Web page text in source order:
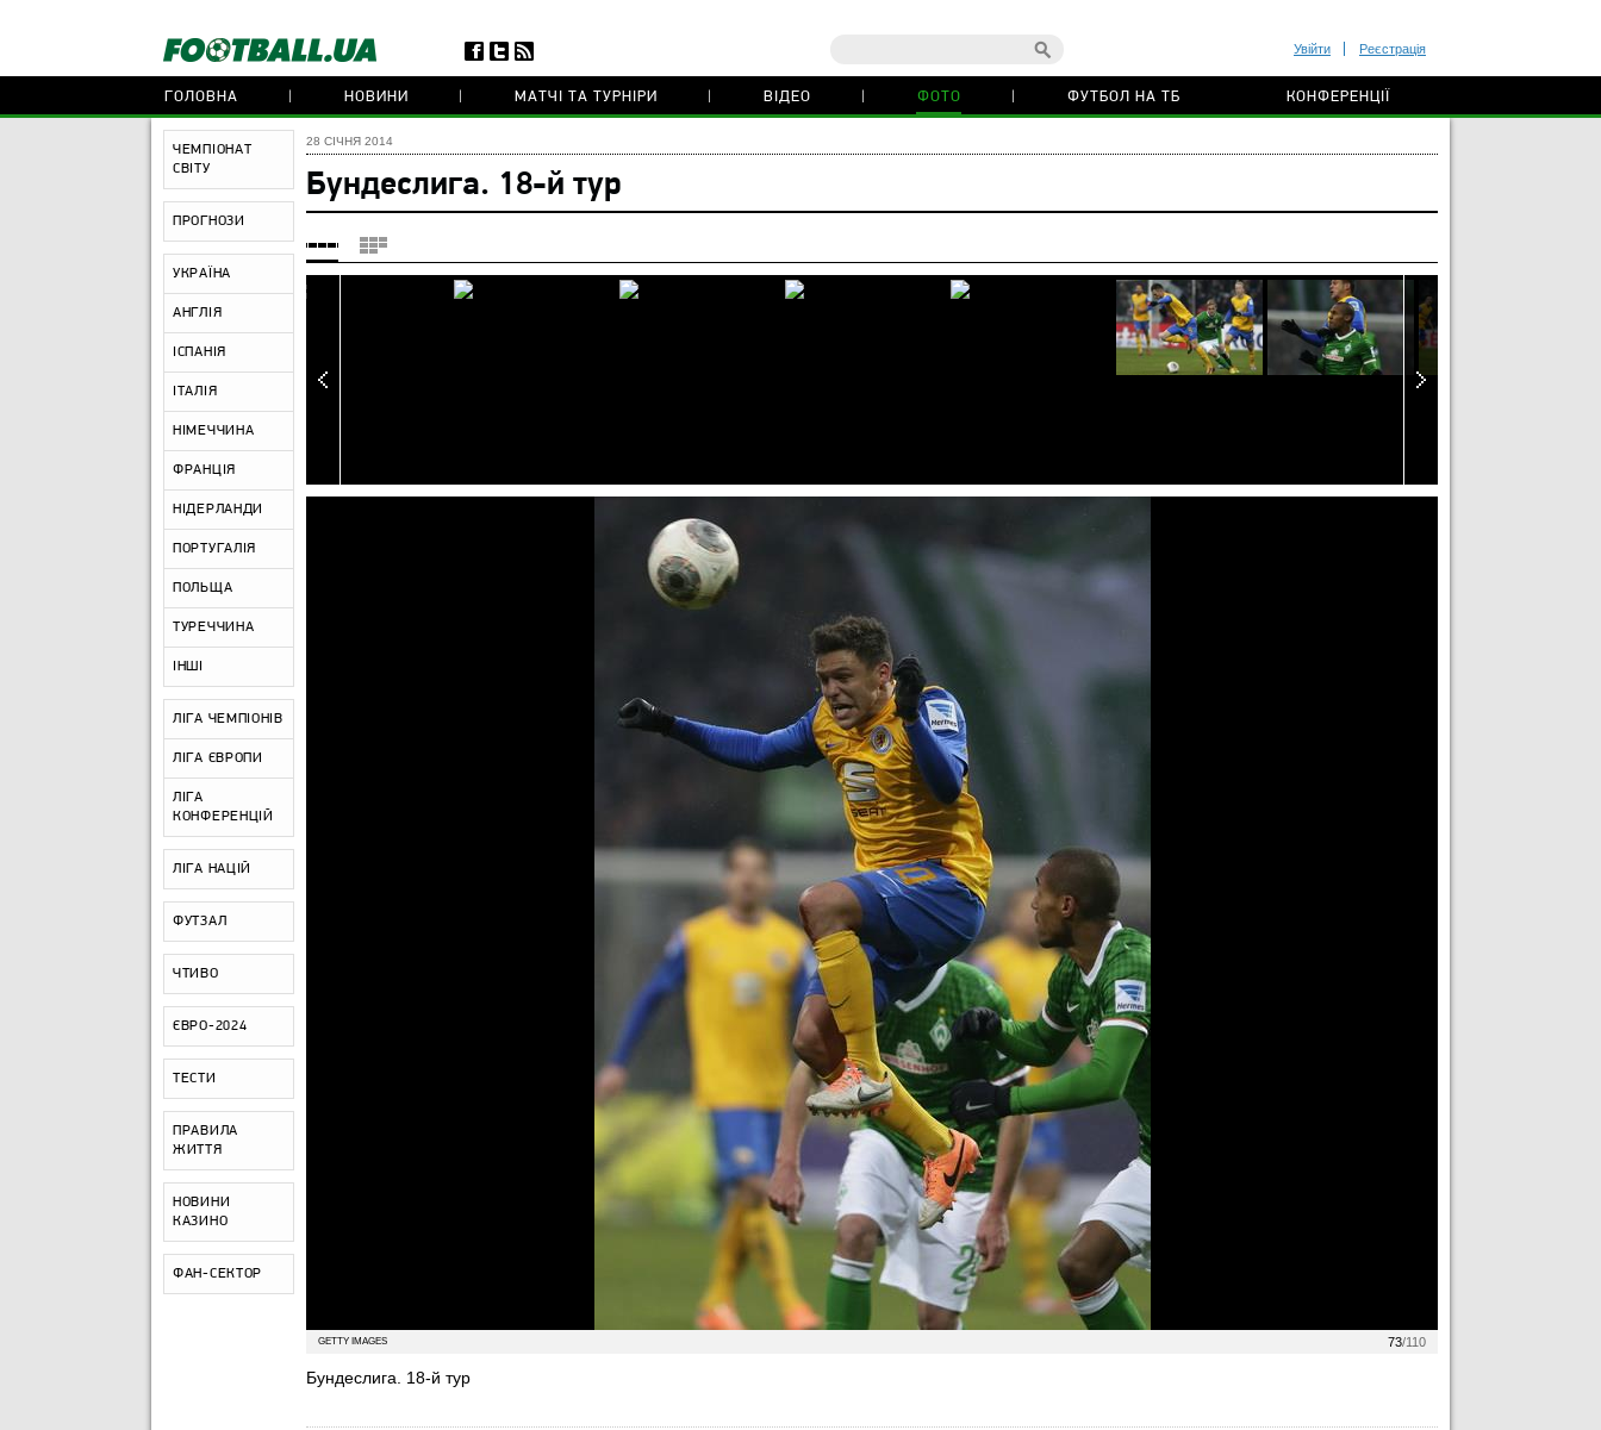
Увійти Реєстрація
ГОЛОВНА НОВИНИ МАТЧІ ТА ТУРНІРИ ВІДЕО ФОТО ФУТБОЛ НА ТБ КОНФЕРЕНЦІЇ
ЧЕМПІОНАТ
СВІТУ
ПРОГНОЗИ
УКРАЇНА
АНГЛІЯ
ІСПАНІЯ
ІТАЛІЯ
НІМЕЧЧИНА
ФРАНЦІЯ
НІДЕРЛАНДИ
ПОРТУГАЛІЯ
ПОЛЬЩА
ТУРЕЧЧИНА
ІНШІ
ЛІГА ЧЕМПІОНІВ
ЛІГА ЄВРОПИ
ЛІГА
КОНФЕРЕНЦІЙ
ЛІГА НАЦІЙ
ФУТЗАЛ
ЧТИВО
ЄВРО-2024
ТЕСТИ
ПРАВИЛА
ЖИТТЯ
НОВИНИ
КАЗИНО
ФАН-СЕКТОР
28 СІЧНЯ 2014
Бундеслига. 18-й тур
73/110
GETTY IMAGES
Бундеслига. 18-й тур